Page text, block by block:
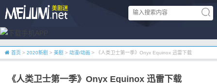
首页 > 2020新剧 > 美剧 > 动漫/动画 > 《人类卫士第一季》Onyx Equinox 迅雷下载
《人类卫士第一季》Onyx Equinox 迅雷下载